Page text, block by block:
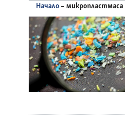
Начало – микропластмаса